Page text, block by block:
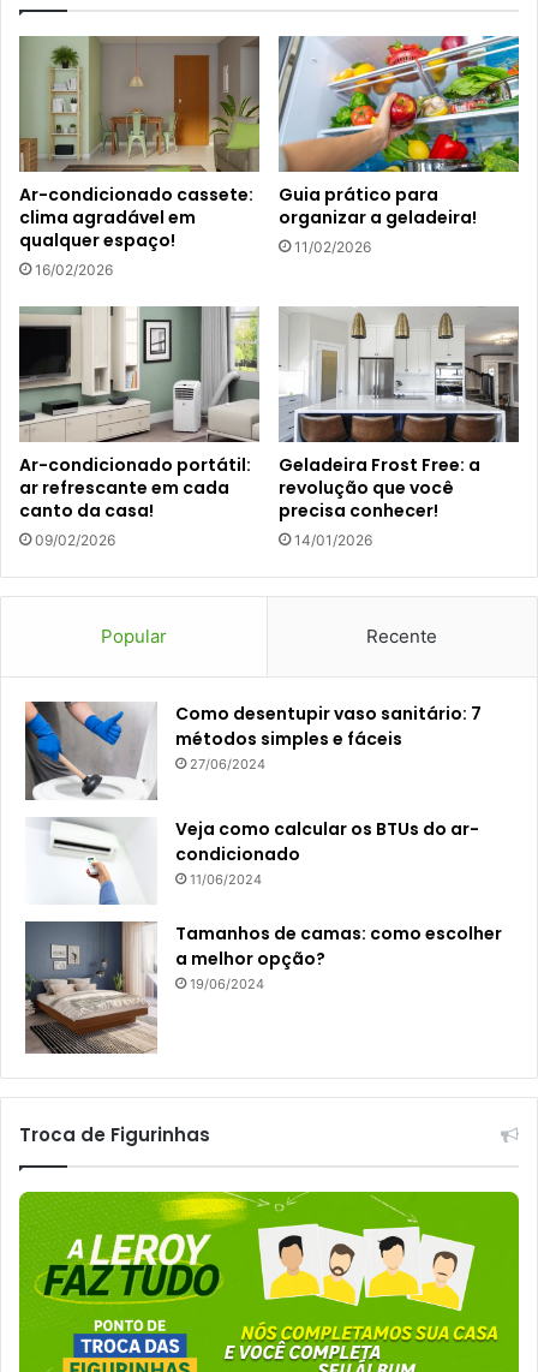
Ar-condicionado cassete:
clima agradável em
qualquer espaço!
16/02/2026
Guia prático para
organizar a geladeira!
11/02/2026
Ar-condicionado portátil:
ar refrescante em cada
canto da casa!
09/02/2026
Geladeira Frost Free: a
revolução que você
precisa conhecer!
14/01/2026
Popular Recente
Como desentupir vaso sanitário: 7
métodos simples e fáceis
27/06/2024
Veja como calcular os BTUs do ar-
condicionado
11/06/2024
Tamanhos de camas: como escolher
a melhor opção?
19/06/2024
Troca de Figurinhas